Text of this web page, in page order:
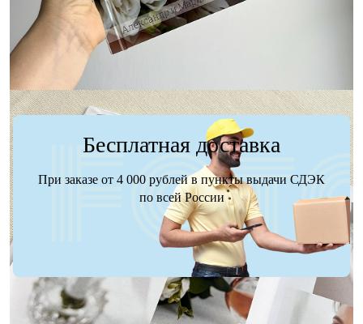
Заказать Заказать
Бесплатная доставка
При заказе от 4 000 рублей в пункты выдачи СДЭК
по всей России